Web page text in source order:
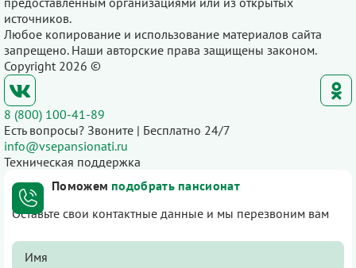
источников.
Любое копирование и использование материалов сайта
запрещено. Наши авторские права защищены законом.
Copyright 2026 ©
8 (800) 100-41-89
Есть вопросы? Звоните | Бесплатно 24/7
info@vsepansionati.ru
Техническая поддержка
Поможем подобрать пансионат
Оставьте свои контактные данные и мы перезвоним вам